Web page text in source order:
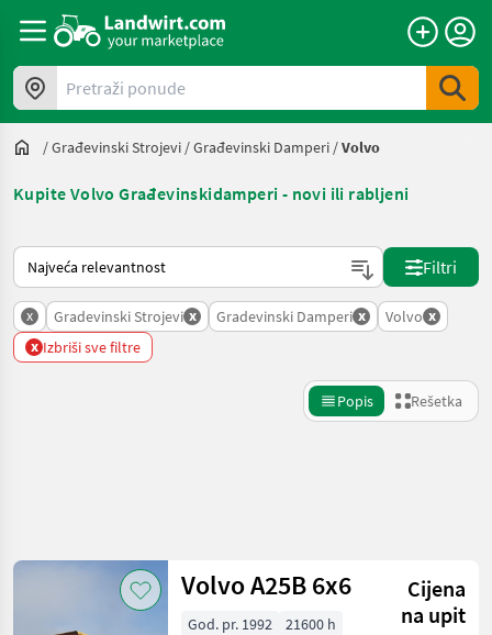
Pretraži ponude
/Građevinski Strojevi /Građevinski Damperi /Volvo
Kupite Volvo Građevinskidamperi - novi ili rabljeni
Tako se sortira na Landwirt.com
Filtri
x Gradevinski Strojevi x Gradevinski Damperi x Volvo x
x Izbriši sve filtre
Popis Rešetka
Kategorija 4 Država Filtri
Volvo A25B 6x6
Cijena
na upit
God. pr. 1992 21600 h